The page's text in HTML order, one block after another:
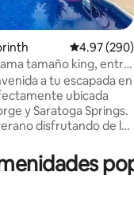
4.97 (290)
tamaño king, entre
a tu escapada en
ubicada
y Saratoga Springs.
disfrutando de la
todo el año en el
en un entorno